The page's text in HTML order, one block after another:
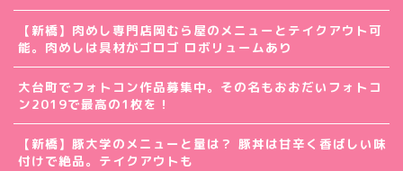
【新橋】肉めし専門店岡むら屋のメニューとテイクアウト可
能。肉めしは具材がゴロゴ ロボリュームあり
大台町でフォトコン作品募集中。その名もおおだいフォトコ
ン2019で最高の1枚を！
【新橋】豚大学のメニューと量は？ 豚丼は甘辛く香ばしい味
付けで絶品。テイクアウトも